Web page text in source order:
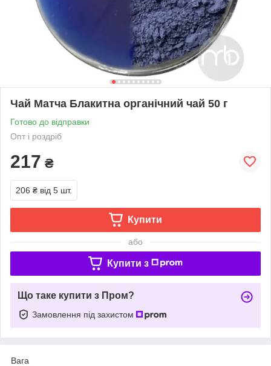
Чай Матча Блакитна органічний чай 50 г
Готово до відправки
Опт і роздріб
217 ₴
206 ₴ від 5 шт.
Купити
або
Купити з
Що таке купити з Пром?
Замовлення під захистом
Вага